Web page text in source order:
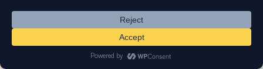
よりスマートな
WordPressフォームを作成